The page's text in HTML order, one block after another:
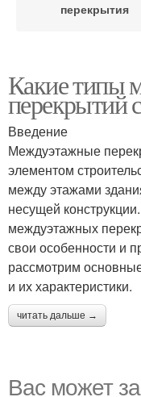
перекрытия
Какие типы
перекрытий
Введение
Междуэтажные
элементом
между этажами
несущей
междуэтажных
свои особенности и
рассмотрим
и их характеристики.
читать дальше →
Вас может